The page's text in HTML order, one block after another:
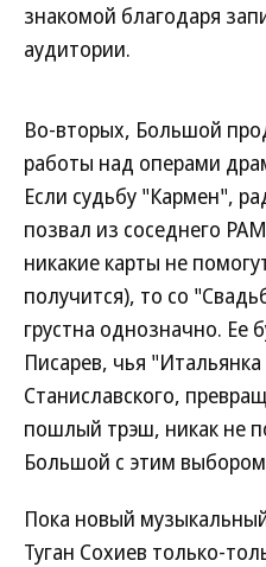
знакомой благодаря
аудитории.
Во-вторых, Большой
работы над операми
Если судьбу "Кармен",
позвал из соседнего
никакие карты не
получится), то со
грустна однозначно. Ее
Писарев, чья
Станиславского,
пошлый трэш, никак не
Большой с этим
Пока новый
Туган Сохиев только-